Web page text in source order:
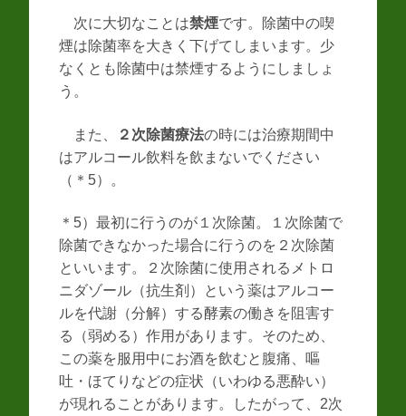
次に大切なことは禁煙です。除菌中の喫
煙は除菌率を大きく下げてしまいます。少
なくとも除菌中は禁煙するようにしましょ
う。
また、 ２次除菌療法の時には治療期間中
はアルコール飲料を飲まないでください
（＊5）。
＊5）最初に行うのが１次除菌。１次除菌で
除菌できなかった場合に行うのを２次除菌
といいます。２次除菌に使用されるメトロ
ニダゾール（抗生剤）という薬はアルコー
ルを代謝（分解）する酵素の働きを阻害す
る（弱める）作用があります。そのため、
この薬を服用中にお酒を飲むと腹痛、嘔
吐・ほてりなどの症状（いわゆる悪酔い）
が現れることがあります。したがって、2次